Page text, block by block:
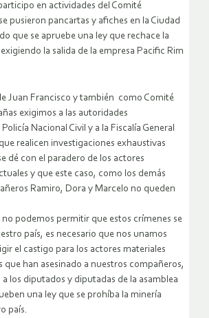
en actividades del Comité
pusieron pancartas y afiches en la Ciudad
que se apruebe una ley que rechace la
la salida de la empresa Pacific Rim
Juan Francisco y también como Comité
exigimos a las autoridades
Nacional Civil y a la Fiscalía General
realicen investigaciones exhaustivas
dé con el paradero de los actores
y que este caso, como los demás
Ramiro, Dora y Marcelo no queden
podemos permitir que estos crímenes se
país, es necesario que nos unamos
el castigo para los actores materiales
que han asesinado a nuestros compañeros,
a los diputados y diputadas de la asamblea
una ley que se prohíba la minería
país.